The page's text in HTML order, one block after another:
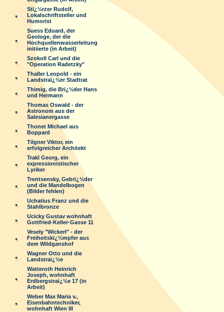
Stï¿½rzer Rudolf,
Lokalschriftsteller und
Humorist
Suess Eduard, der
Geologe, der die
Hochquellenwasserleitung
initiierte (in Arbeit)
Szokoll Carl und die
"Operation Radetzky"
Thaller Leopold - ein
Landstraï¿½er Stadtrat
Thimig, die Brï¿½der Hans
und Hermann
Thomas Oswald - der
Astronom aus der
Salesianergasse
Thonet Michael aus
Boppard
Tilgner Viktor, ein
erfolgreicher Architekt
Trakl Georg, ein
expressionistischer
Lyriker
Trentsensky, Gebrï¿½der
und die Mandelbogen
(Bilder fehlen)
Uchatius Franz und die
Stahlbronze
Ucicky Gustav wohnhaft
Gottfried-Keller-Gasse 11
Vesely "Wickerl" - der
Freiheitskï¿½mpfer aus
dem Wildganshof
Wagner Otto und die
Landstraï¿½e
Watteroth Heinrich
Joseph, wohnhaft
Erdbergstraï¿½e 17 (in
Arbeit)
Weber Max Maria v.,
Eisenbahntechniker,
wohnhaft Wien III